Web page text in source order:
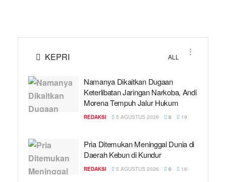
KEPRI ALL
Namanya Dikaitkan Dugaan
Keterlibatan Jaringan Narkoba, Andi
Morena Tempuh Jalur Hukum
REDAKSI 5 AGUSTUS 2026 0 19
Pria Ditemukan Meninggal Dunia di
Daerah Kebun di Kundur
REDAKSI 5 AGUSTUS 2026 0 16